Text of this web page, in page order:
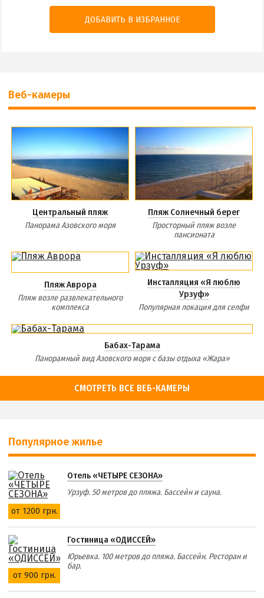
ДОБАВИТЬ В ИЗБРАННОЕ
Веб-камеры
Центральный пляж
Панорама Азовского моря
Пляж Солнечный берег
Просторный пляж возле
пансионата
Пляж Аврора
Пляж возле развлекательного
комплекса
Инсталляция «Я люблю
Урзуф»
Популярная локация для селфи
Бабах-Тарама
Панорамный вид Азовского моря с базы отдыха «Жара»
СМОТРЕТЬ ВСЕ ВЕБ-КАМЕРЫ
Популярное жилье
от 1200 грн.
Отель «ЧЕТЫРЕ СЕЗОНА»
Урзуф. 50 метров до пляжа. Бассейн и сауна.
от 900 грн.
Гостиница «ОДИССЕЙ»
Юрьевка. 100 метров до пляжа. Бассейн. Ресторан и
бар.